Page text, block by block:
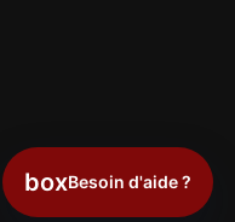
boxBesoin d'aide ?